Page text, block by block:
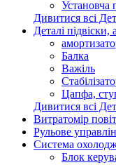
Установча
Дивитися всі
Деталі
Балка
Важіль
Цапфа,
Дивитися всі
Витратомір
Рульове
Система
Блок